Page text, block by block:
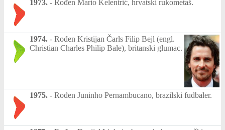
1973. - Rođen Mario Kelentrić, hrvatski rukometaš.
1974. - Rođen Kristijan Čarls Filip Bejl (engl.
Christian Charles Philip Bale), britanski glumac.
1975. - Rođen Juninho Pernambucano, brazilski fudbaler.